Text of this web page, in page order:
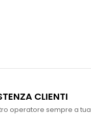
CLIENTI
operatore sempre a tua